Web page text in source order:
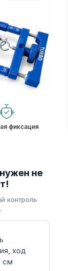
фиксация
не
контроль
ход
см